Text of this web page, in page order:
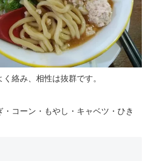
絡み、相性は抜群です。
・コーン・もやし・キャベツ・ひき